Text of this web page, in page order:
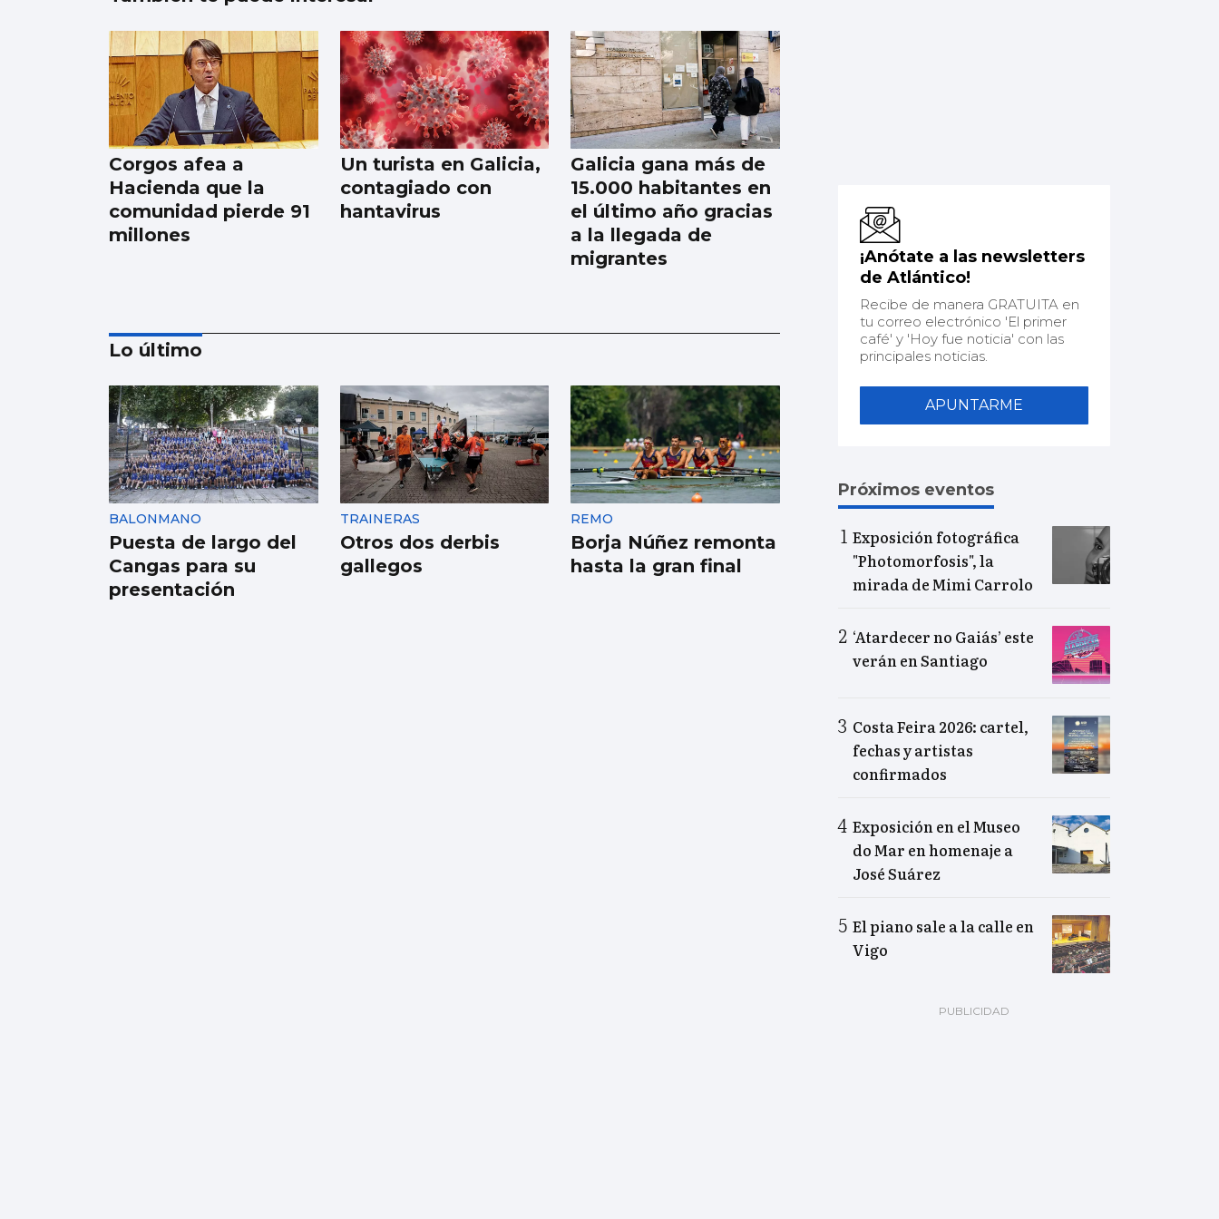
Corgos afea a
Hacienda que la
comunidad pierde 91
millones
Un turista en Galicia,
contagiado con
hantavirus
Galicia gana más de
15.000 habitantes en
el último año gracias
a la llegada de
migrantes
Investigan por
asesinato al detenido
por un atropello
mortal intencionado
en Ames
Lo último
BALONMANO
Puesta de largo del
Cangas para su
presentación
TRAINERAS
Otros dos derbis
gallegos
REMO
Borja Núñez remonta
hasta la gran final
¡Anótate a las newsletters
de Atlántico!
Recibe de manera GRATUITA en
tu correo electrónico 'El primer
café' y 'Hoy fue noticia' con las
principales noticias.
APUNTARME
Próximos eventos
Exposición fotográfica
"Photomorfosis", la
mirada de Mimi Carrolo
‘Atardecer no Gaiás’ este
verán en Santiago
Costa Feira 2026: cartel,
fechas y artistas
confirmados
Exposición en el Museo
do Mar en homenaje a
José Suárez
El piano sale a la calle en
Vigo